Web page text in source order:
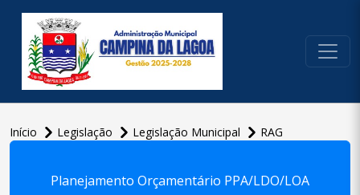
Início Legislação Legislação Municipal
RAG
conteúdo
Planejamento Orçamentário PPA/LDO/LOA